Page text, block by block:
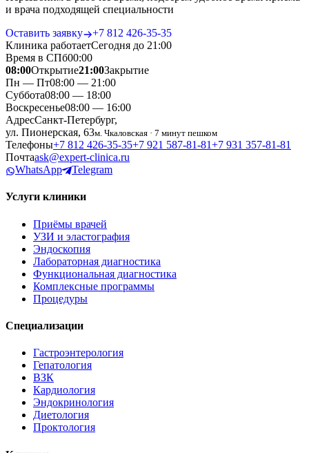
и врача подходящей специальности
Оставить заявку
+7 812 426‑35‑35
Клиника работаетСегодня до 21:00
Время в СПб00:00
08:00Открытие21:00Закрытие
Пн — Пт08:00 — 21:00
Суббота08:00 — 18:00
Воскресенье08:00 — 16:00
АдресСанкт-Петербург,
ул. Пионерская, 63м. Чкаловская · 7 минут пешком
Телефоны+7 812 426‑35‑35+7 921 587‑81‑81+7 931 357‑81‑81
Почтаask@expert-clinica.ru
WhatsApp
Telegram
Услуги клиники
Приёмы врачей
УЗИ и эластография
Эндоскопия
Лабораторная диагностика
Функциональная диагностика
Комплексные программы
Процедуры
Специализации
Гастроэнтерология
Гепатология
ВЗК
Кардиология
Эндокринология
Диетология
Проктология